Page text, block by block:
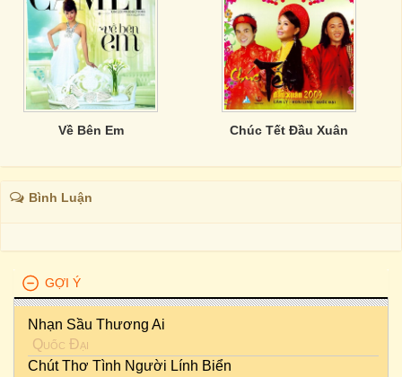
Về Bên Em Chúc Tết Đầu Xuân
Bình Luận
GỢI Ý
Nhạn Sầu Thương Ai
Quốc Đại
Chút Thơ Tình Người Lính Biển